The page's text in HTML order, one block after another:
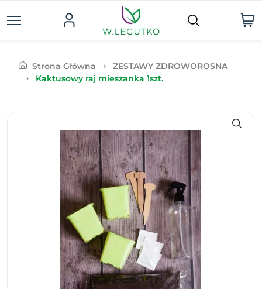
Strona Główna
ZESTAWY ZDROWOROSNA
Kaktusowy raj mieszanka 1szt.